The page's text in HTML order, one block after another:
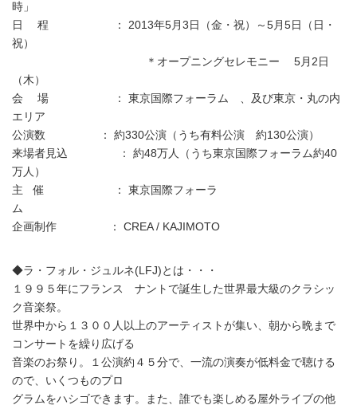
時」
日 程 ： 2013年5月3日（金・祝）～5月5日（日・
祝）
＊オープニングセレモニー 5月2日
（木）
会 場 ： 東京国際フォーラム 、及び東京・丸の内
エリア
公演数 ： 約330公演（うち有料公演 約130公演）
来場者見込 ： 約48万人（うち東京国際フォーラム約40
万人）
主 催 ： 東京国際フォーラ
ム
企画制作 ： CREA / KAJIMOTO
◆ラ・フォル・ジュルネ(LFJ)とは・・・
１９９５年にフランス ナントで誕生した世界最大級のクラシッ
ク音楽祭。
世界中から１３００人以上のアーティストが集い、朝から晩まで
コンサートを繰り広げる
音楽のお祭り。１公演約４５分で、一流の演奏が低料金で聴ける
ので、いくつものプロ
グラムをハシゴできます。また、誰でも楽しめる屋外ライブの他